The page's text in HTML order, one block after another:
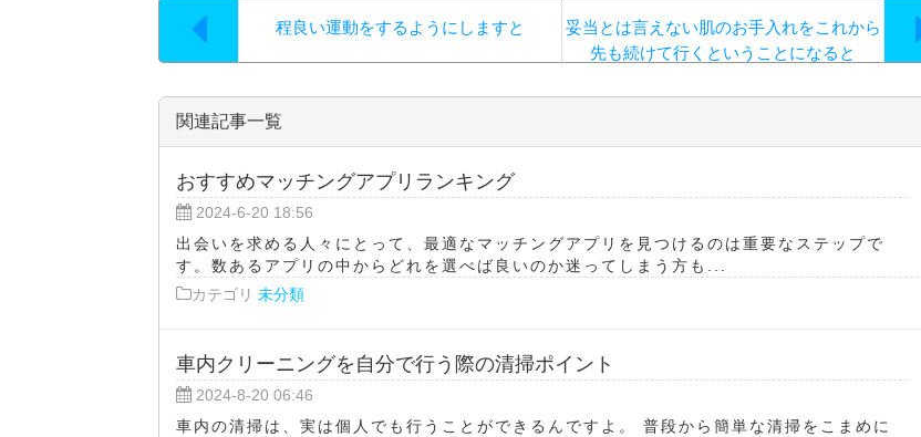
程良い運動をするようにしますと
妥当とは言えない肌のお手入れをこれから
先も続けて行くということになると
関連記事一覧
おすすめマッチングアプリランキング
2024-6-20 18:56
出会いを求める人々にとって、最適なマッチングアプリを見つけるのは重要なステップで
す。数あるアプリの中からどれを選べば良いのか迷ってしまう方も...
カテゴリ 未分類
車内クリーニングを自分で行う際の清掃ポイント
2024-8-20 06:46
車内の清掃は、実は個人でも行うことができるんですよ。 普段から簡単な清掃をこまめに